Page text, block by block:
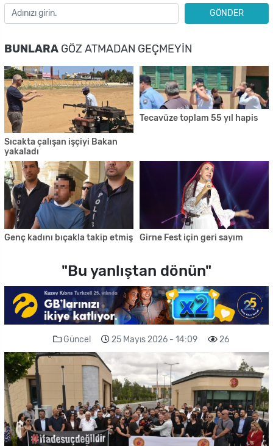
GÖNDER
BUNLARA GÖZ ATMADAN GEÇMEYIN
Sıcakta çalışan işçiyi Bakan
yakaladı
Tecavüze toplam 55 yıl hapis
Genç kadını bıçakla takip etmiş Girne Fest için geri sayım
"Bu yanlıştan dönün"
Güncel 25 Mayıs 2026 - 14:09 26